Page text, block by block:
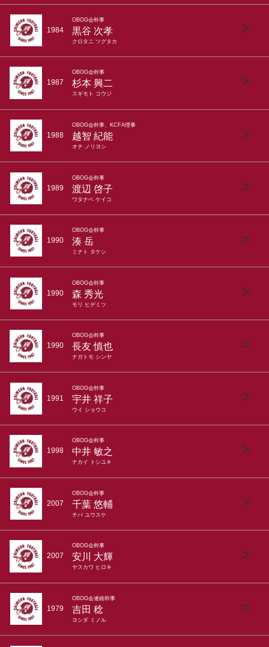
1984
OBOG会幹事
黒谷 次孝
クロタニ ツグタカ
>
1987
OBOG会幹事
杉本 興二
スギモト コウジ
>
1988
OBOG会幹事、KCFA理事
越智 紀能
オチ ノリヨシ
>
1989
OBOG会幹事
渡辺 啓子
ワタナベ ケイコ
>
1990
OBOG会幹事
湊 岳
ミナト タケシ
>
1990
OBOG会幹事
森 秀光
モリ ヒデミツ
>
1990
OBOG会幹事
長友 慎也
ナガトモ シンヤ
>
1991
OBOG会幹事
宇井 祥子
ウイ ショウコ
>
1998
OBOG会幹事
中井 敏之
ナカイ トシユキ
>
2007
OBOG会幹事
千葉 悠輔
チバ ユウスケ
>
2007
OBOG会幹事
安川 大輝
ヤスカワ ヒロキ
>
1979
OBOG会連絡幹事
吉田 稔
ヨシダ ミノル
>